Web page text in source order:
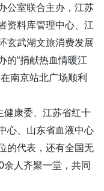
公室联合主办，江苏
资料库管理中心、江
玄武湖文旅消费发展
的“捐献热血情暖江
南京站北广场顺利
健康委、江苏省红十
心、山东省血液中心
的代表，还有全国无
人齐聚一堂，共同